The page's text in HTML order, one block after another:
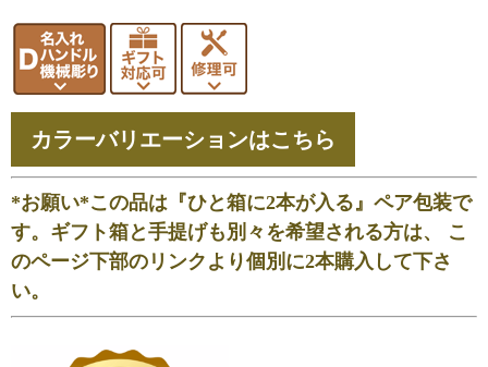
カラーバリエーションはこちら
*お願い*この品は『ひと箱に2本が入る』ペア包装で
す。ギフト箱と手提げも別々を希望される方は、 こ
のページ下部のリンクより個別に2本購入して下さ
い。